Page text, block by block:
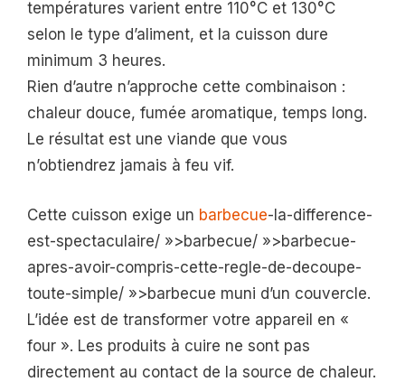
températures varient entre 110°C et 130°C
selon le type d’aliment, et la cuisson dure
minimum 3 heures.
Rien d’autre n’approche cette combinaison :
chaleur douce, fumée aromatique, temps long.
Le résultat est une viande que vous
n’obtiendrez jamais à feu vif.
Cette cuisson exige un barbecue-la-difference-
est-spectaculaire/ »>barbecue/ »>barbecue-
apres-avoir-compris-cette-regle-de-decoupe-
toute-simple/ »>barbecue muni d’un couvercle.
L’idée est de transformer votre appareil en «
four ». Les produits à cuire ne sont pas
directement au contact de la source de chaleur.